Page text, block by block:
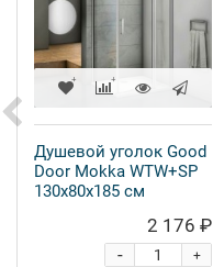
Душевой уголок Good
Door Mokka WTW+SP
130х80х185 см
2 176 ₽
+
-